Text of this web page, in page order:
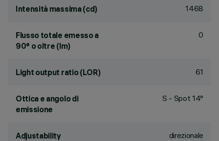
Intensità massima (cd) 1468
Flusso totale emesso a
90° o oltre (lm)
0
Light output ratio (LOR) 61
Ottica e angolo di
emissione
S - Spot 14°
Adjustability direzionale